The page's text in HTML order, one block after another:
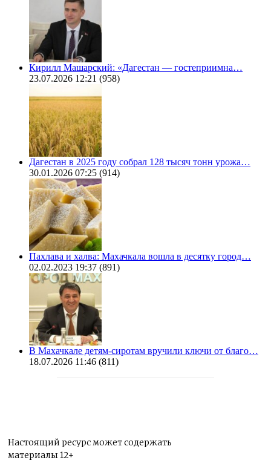
Кирилл Машарский: «Дагестан — гостеприимна…
23.07.2026 12:21 (958)
Дагестан в 2025 году собрал 128 тысяч тонн урожа…
30.01.2026 07:25 (914)
Пахлава и халва: Махачкала вошла в десятку город…
02.02.2023 19:37 (891)
В Махачкале детям-сиротам вручили ключи от благо…
18.07.2026 11:46 (811)
Настоящий ресурс может содержать
материалы 12+